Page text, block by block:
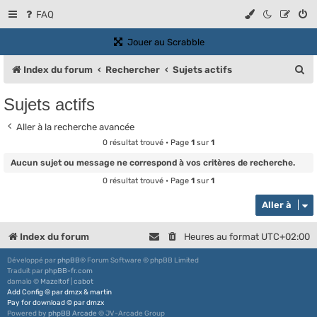
FAQ
Jouer au Scrabble(Ouvre un nouvel onglet)
Index du forum Rechercher Sujets actifs
c
e
Sujets actifs
Aller à la recherche avancée
0 résultat trouvé • Page 1 sur 1
Aucun sujet ou message ne correspond à vos critères de recherche.
0 résultat trouvé • Page 1 sur 1
Aller à
Index du forum Heures au format UTC+02:00
Développé parphpBB® Forum Software © phpBB Limited
Traduit parphpBB-fr.com
damaïo © Mazeltof cabot
Add Config©pardmzx&martin
Pay for download ©pardmzx
Powered by phpBB Arcade © JV-Arcade Group